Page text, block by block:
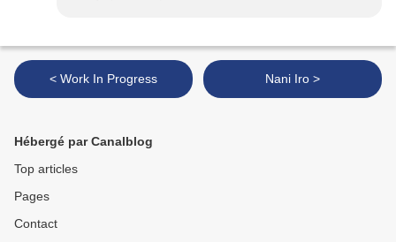
< Work In Progress Nani Iro >
Hébergé par Canalblog
Top articles
Pages
Contact